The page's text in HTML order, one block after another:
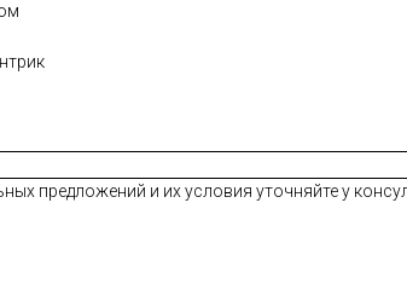
предложений и их условия уточняйте у